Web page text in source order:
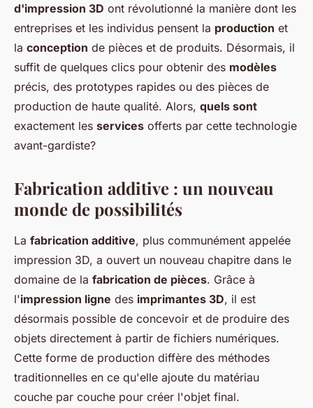
d'impression 3D ont révolutionné la manière dont les
entreprises et les individus pensent la production et
la conception de pièces et de produits. Désormais, il
suffit de quelques clics pour obtenir des modèles
précis, des prototypes rapides ou des pièces de
production de haute qualité. Alors, quels sont
exactement les services offerts par cette technologie
avant-gardiste?
Fabrication additive : un nouveau
monde de possibilités
La fabrication additive, plus communément appelée
impression 3D, a ouvert un nouveau chapitre dans le
domaine de la fabrication de pièces. Grâce à
l'impression ligne des imprimantes 3D, il est
désormais possible de concevoir et de produire des
objets directement à partir de fichiers numériques.
Cette forme de production diffère des méthodes
traditionnelles en ce qu'elle ajoute du matériau
couche par couche pour créer l'objet final.